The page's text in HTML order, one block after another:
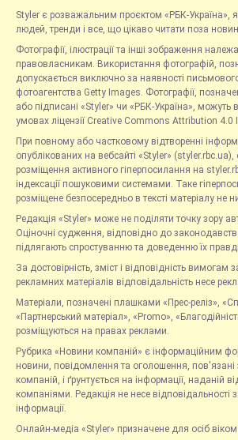
Styler є розважальним проєктом «РБК-Україна»,
людей, тренди і все, що цікаво читати поза
Фотографії, ілюстрації та інші зображення
правовласникам. Використання фотографій,
допускається виключно за наявності
фотоагентства Getty Images. Фотографії,
або підписані «Styler» чи «РБК-Україна», можуть
умовах ліцензії Creative Commons Attribution 4.0
При повному або частковому відтворенні
опублікованих на вебсайті «Styler»
розміщення активного гіперпосилання на
індексації пошуковими системами. Таке
розміщене безпосередньо в тексті матеріалу не
Редакція «Styler» може не поділяти точку зору
Оціночні судження, відповідно до
підлягають спростуванню та доведенню їх
За достовірність, зміст і відповідність вимогам
рекламних матеріалів відповідальність несе
Матеріали, позначені плашками «Прес-реліз»,
«Партнерський матеріал», «Promo»,
розміщуються на правах реклами.
Рубрика «Новини компаній» є інформаційним
новини, повідомлення та оголошення, пов'язані
компаній, і ґрунтується на інформації, наданій
компаніями. Редакція не несе відповідальності
інформації.
Онлайн-медіа «Styler» призначене для осіб віком